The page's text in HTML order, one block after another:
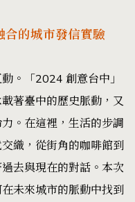
合的城市發信實驗
。「2024 創意台中」
著臺中的歷史脈動，又
。在這裡，生活的步調
織，從街角的咖啡館到
去與現在的對話。本次
未來城市的脈動中找到